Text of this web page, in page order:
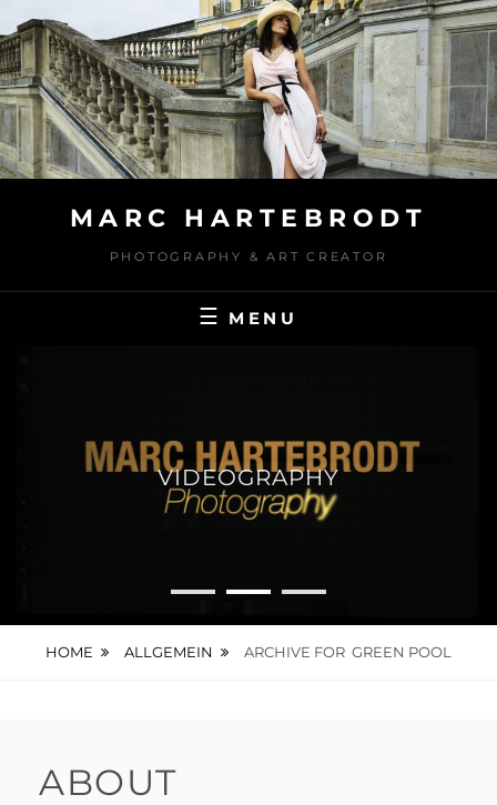
Skip
to
content
MARC HARTEBRODT
PHOTOGRAPHY & ART CREATOR
MENU
VIDEOGRAPHY
HOME ALLGEMEIN ARCHIVE FOR GREEN POOL
ABOUT